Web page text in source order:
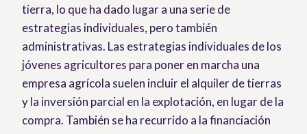
tierra, lo que ha dado lugar a una serie de
estrategias individuales, pero también
administrativas. Las estrategias individuales de los
jóvenes agricultores para poner en marcha una
empresa agrícola suelen incluir el alquiler de tierras
y la inversión parcial en la explotación, en lugar de la
compra. También se ha recurrido a la financiación